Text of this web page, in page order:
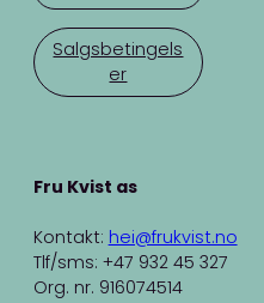
Salgsbetingels
er
Fru Kvist as
Kontakt: hei@frukvist.no
Tlf/sms: +47 932 45 327
Org. nr. 916074514